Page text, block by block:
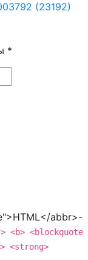
(23192)
*
abbr>-
<blockquote
<strong>